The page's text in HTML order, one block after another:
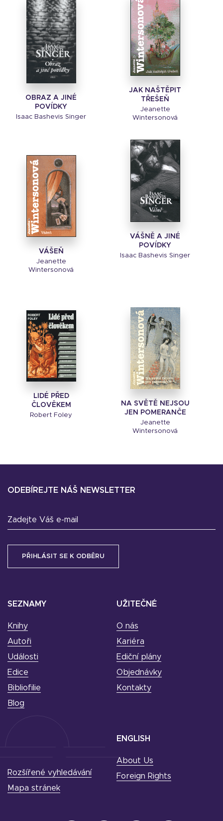
OBRAZ A JINÉ
POVÍDKY
Isaac Bashevis Singer
JAK NAŠTĚPIT
TŘEŠEŇ
Jeanette
Wintersonová
VÁŠEŇ
Jeanette
Wintersonová
VÁŠNĚ A JINÉ
POVÍDKY
Isaac Bashevis Singer
LIDÉ PŘED
ČLOVĚKEM
Robert Foley
NA SVĚTĚ NEJSOU
JEN POMERANČE
Jeanette
Wintersonová
SEZNAMY
Knihy
Autoři
Události
Edice
Bibliofilie
Blog
UŽITEČNÉ
O nás
Kariéra
Ediční plány
Objednávky
Kontakty
ODEBÍREJTE NÁŠ NEWSLETTER
Zadejte Váš e-mail
ENGLISH
About Us
Foreign Rights
Rozšířené vyhledávání
Mapa stránek